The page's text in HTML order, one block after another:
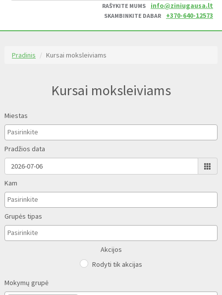
RAŠYKITE MUMS info@ziniugausa.lt
SKAMBINKITE DABAR +370-640-12573
Pradinis Kursai moksleiviams
Kursai moksleiviams
Miestas
Pradžios data
Kam
Grupės tipas
Akcijos
Rodyti tik akcijas
Mokymų grupė